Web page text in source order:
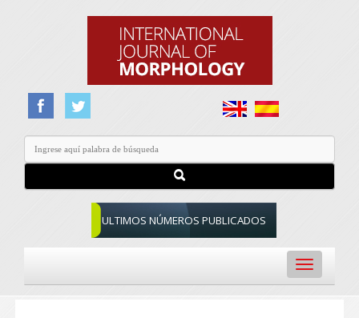
ULTIMOS NÚMEROS PUBLICADOS
Toggle
navigation